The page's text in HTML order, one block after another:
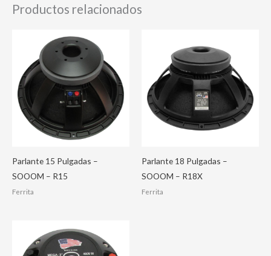
Productos relacionados
Parlante 15 Pulgadas –
SOOOM – R15
Ferrita
Parlante 18 Pulgadas –
SOOOM – R18X
Ferrita